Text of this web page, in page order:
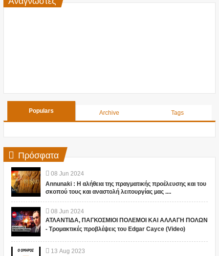
Populars Archive Tags
Πρόσφατα
08 Jun 2024
Annunaki : Η αλήθεια της πραγματικής προέλευσης και του
σκοπού τους και αναστολή λειτουργίας μας ....
08 Jun 2024
ΑΤΛΑΝΤΙΔΑ, ΠΑΓΚΟΣΜΙΟΙ ΠΟΛΕΜΟΙ ΚΑΙ ΑΛΛΑΓΗ ΠΟΛΩΝ
- Τρομακτικές προβλέψεις του Edgar Cayce (Video)
13 Aug 2023